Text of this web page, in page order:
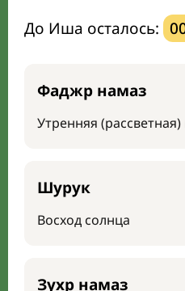
До Иша осталось:
Фаджр намаз
Утренняя
Шурук
Восход солнца
Зухр намаз